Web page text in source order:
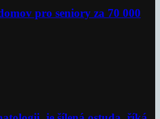
pro seniory za 70 000